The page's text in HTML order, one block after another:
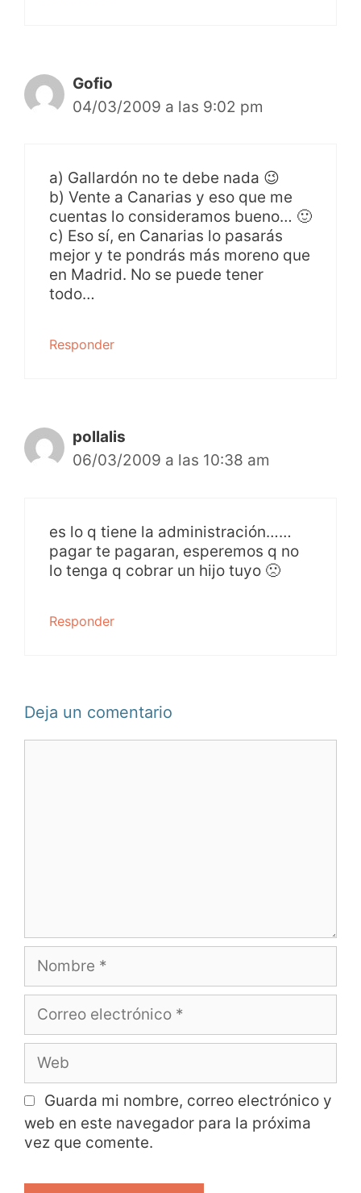
Gofio
04/03/2009 a las 9:02 pm
a) Gallardón no te debe nada 😉
b) Vente a Canarias y eso que me
cuentas lo consideramos bueno… 🙂
c) Eso sí, en Canarias lo pasarás
mejor y te pondrás más moreno que
en Madrid. No se puede tener
todo…
Responder
pollalis
06/03/2009 a las 10:38 am
es lo q tiene la administración……
pagar te pagaran, esperemos q no
lo tenga q cobrar un hijo tuyo 🙁
Responder
Deja un comentario
Guarda mi nombre, correo electrónico y
web en este navegador para la próxima
vez que comente.